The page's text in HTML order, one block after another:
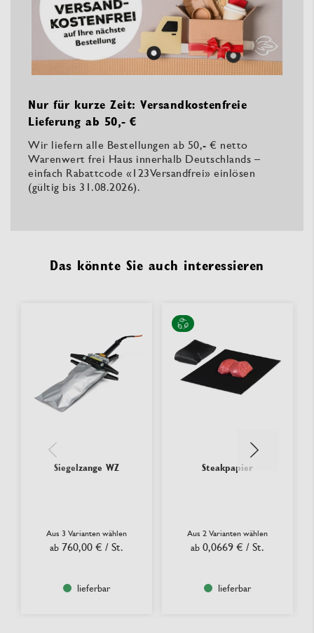
Nur für kurze Zeit: Versandkostenfreie
Lieferung ab 50,- €
Wir liefern alle Bestellungen ab 50,- € netto
Warenwert frei Haus innerhalb Deutschlands –
einfach Rabattcode «123Versandfrei» einlösen
(gültig bis 31.08.2026).
Das könnte Sie auch interessieren
Siegelzange WZ
Aus 3 Varianten wählen
ab 760,00 € / St.
lieferbar
Steakpapier
Aus 2 Varianten wählen
ab 0,0669 € / St.
lieferbar